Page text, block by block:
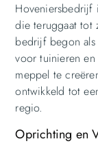
Hoveniersbedrijf
die teruggaat
bedrijf begon
voor tuinieren
meppel te
ontwikkeld tot
regio.
Oprichting en